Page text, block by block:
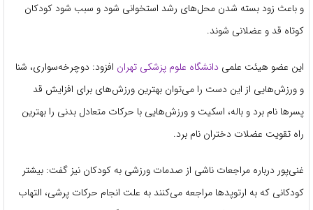
و باعث زود بسته شدن محل‌های رشد استخوانی شود و سبب شود کودکان
کوتاه‌ قد و عضلانی شوند.
این عضو هیئت علمی دانشگاه علوم پزشکی تهران افزود: دوچرخه‌سواری، شنا
و ورزش‌هایی از این دست را می‌توان بهترین ورزش‌های برای افزایش قد
پسرها نام برد و باله، اسکیت و ورزش‌هایی با حرکات متعادل بدنی را بهترین
راه تقویت عضلات دختران نام برد.
غنی‌پور درباره مراجعات ناشی از صدمات ورزشی به کودکان نیز گفت: بیشتر
کودکانی که به ارتوپدها مراجعه می‌کنند به علت انجام حرکات پرشی، التهاب